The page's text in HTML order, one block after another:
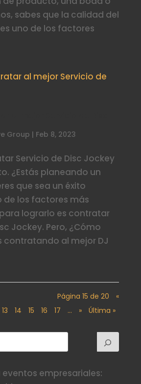
sabes que la calidad del
uno de los factores
Group | Feb 8, 2023
Servicio de Disc Jockey
¿Estás planeando un
que sea un éxito
de los factores más
lograrlo es contratar
Jockey. Pero, ¿Cómo
contratando al mejor DJ
Página 15 de 20
«
13 14 15 16 17 ... » Última »
empresariales: